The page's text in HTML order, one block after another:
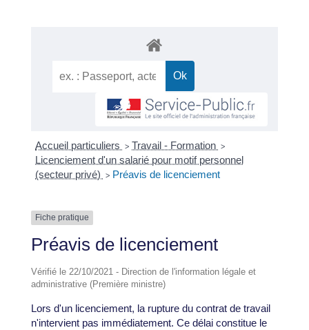
Accueil particuliers > Travail - Formation >
Licenciement d'un salarié pour motif personnel
(secteur privé) > Préavis de licenciement
Fiche pratique
Préavis de licenciement
Vérifié le 22/10/2021 - Direction de l'information légale et
administrative (Première ministre)
Lors d'un licenciement, la rupture du contrat de travail
n'intervient pas immédiatement. Ce délai constitue le